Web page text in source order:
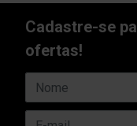
Cadastre-se
ofertas!